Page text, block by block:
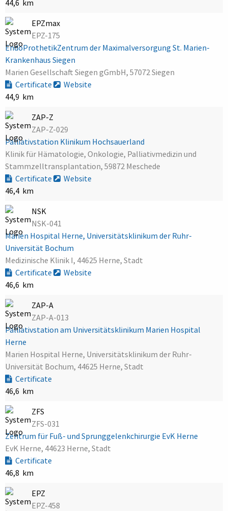
44,6 km
EPZmax
EPZ-175
EndoProthetikZentrum der Maximalversorgung St. Marien-
Krankenhaus Siegen
Marien Gesellschaft Siegen gGmbH, 57072 Siegen
Certificate
Website
44,9 km
ZAP-Z
ZAP-Z-029
Palliativstation Klinikum Hochsauerland
Klinik für Hämatologie, Onkologie, Palliativmedizin und
Stammzelltransplantation, 59872 Meschede
Certificate
Website
46,4 km
NSK
NSK-041
Marien Hospital Herne, Universitätsklinikum der Ruhr-
Universität Bochum
Medizinische Klinik I, 44625 Herne, Stadt
Certificate
Website
46,6 km
ZAP-A
ZAP-A-013
Palliativstation am Universitätsklinikum Marien Hospital
Herne
Marien Hospital Herne, Universitätsklinikum der Ruhr-
Universität Bochum, 44625 Herne, Stadt
Certificate
46,6 km
ZFS
ZFS-031
Zentrum für Fuß- und Sprunggelenkchirurgie EvK Herne
EvK Herne, 44623 Herne, Stadt
Certificate
46,8 km
EPZ
EPZ-458